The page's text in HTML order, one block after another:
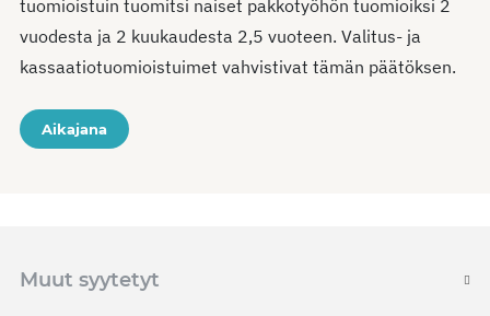
tuomioistuin tuomitsi naiset pakkotyöhön tuomioiksi 2
vuodesta ja 2 kuukaudesta 2,5 vuoteen. Valitus- ja
kassaatiotuomioistuimet vahvistivat tämän päätöksen.
Aikajana
Muut syytetyt